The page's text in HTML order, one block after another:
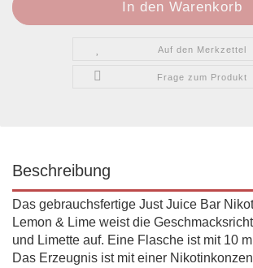
Auf den Merkzettel
Frage zum Produkt
Beschreibung
Das gebrauchsfertige Just Juice Bar
Lemon & Lime weist die
und Limette auf. Eine Flasche ist mit 10
Das Erzeugnis ist mit einer